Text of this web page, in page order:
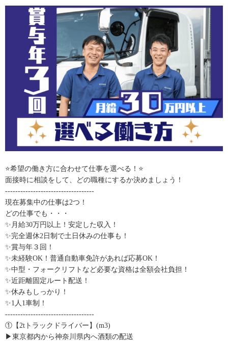
⭐希望の働き方に合わせて仕事を選べる！⭐
面接時に相談をして、どの職種にするか決めましょう！
-----------------------------------
現在募集中の仕事は2つ！
どの仕事でも・・・
✨月給30万円以上！安定した収入！
✨完全週休2日制で土日休みの仕事も！
✨賞与年３回！
✨未経験OK！普通自動車免許があれば応募OK！
✨中型・フォークリフトなど必要な資格は全額会社負担！
✨近距離固定ルート配送！
✨休みもしっかり！
✨1人1車制！
-----------------------------------
①【2tトラックドライバー】(m3)
▶東京都内から神奈川県内へ酒類の配送